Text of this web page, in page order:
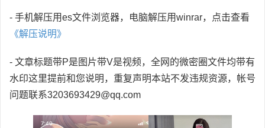
- 手机解压用es文件浏览器，电脑解压用winrar，点击查看
《解压说明》
- 文章标题带P是图片带V是视频，全网的微密圈文件均带有
水印这里提前和您说明，重复声明本站不发违规资源，帐号
问题联系3203693429@qq.com